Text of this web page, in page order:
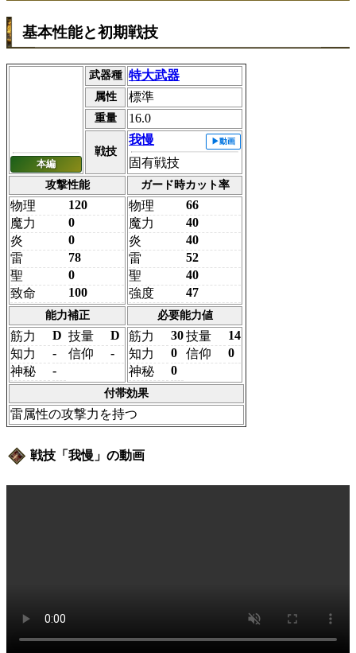
基本性能と初期戦技
本編
武器種 特大武器
属性 標準
重量 16.0
戦技
我慢
固有戦技
攻撃性能 ガード時カット率
物理
120
魔力
0
炎
0
雷
78
聖
0
致命
100
物理
66
魔力
40
炎
40
雷
52
聖
40
強度
47
能力補正 必要能力値
筋力 D 技量
D
知力
- 信仰
-
神秘
-
筋力 30技量
14
知力
0 信仰
0
神秘
0
付帯効果
雷属性の攻撃力を持つ
戦技「我慢」の動画